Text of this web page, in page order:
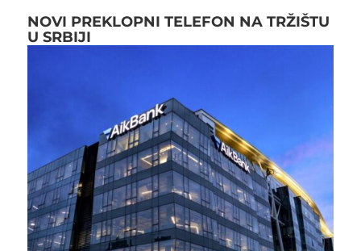
NOVI PREKLOPNI TELEFON NA TRŽIŠTU
U SRBIJI